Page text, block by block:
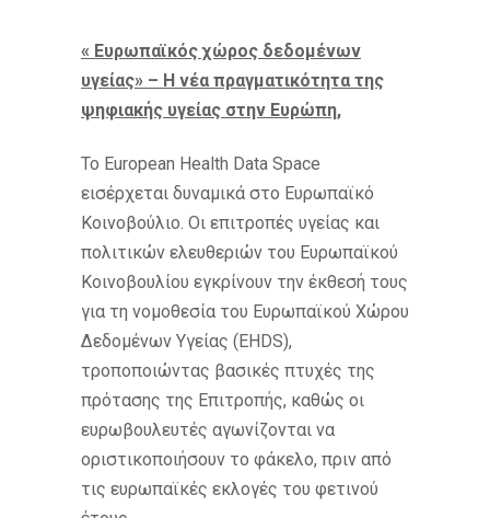
« Ευρωπαϊκός χώρος δεδομένων
υγείας» – Η νέα πραγματικότητα της
ψηφιακής υγείας στην Ευρώπη,
Το European Health Data Space
εισέρχεται δυναμικά στο Ευρωπαϊκό
Κοινοβούλιο. Οι επιτροπές υγείας και
πολιτικών ελευθεριών του Ευρωπαϊκού
Κοινοβουλίου εγκρίνουν την έκθεσή τους
για τη νομοθεσία του Ευρωπαϊκού Χώρου
Δεδομένων Υγείας (EHDS),
τροποποιώντας βασικές πτυχές της
πρότασης της Επιτροπής, καθώς οι
ευρωβουλευτές αγωνίζονται να
οριστικοποιήσουν το φάκελο, πριν από
τις ευρωπαϊκές εκλογές του φετινού